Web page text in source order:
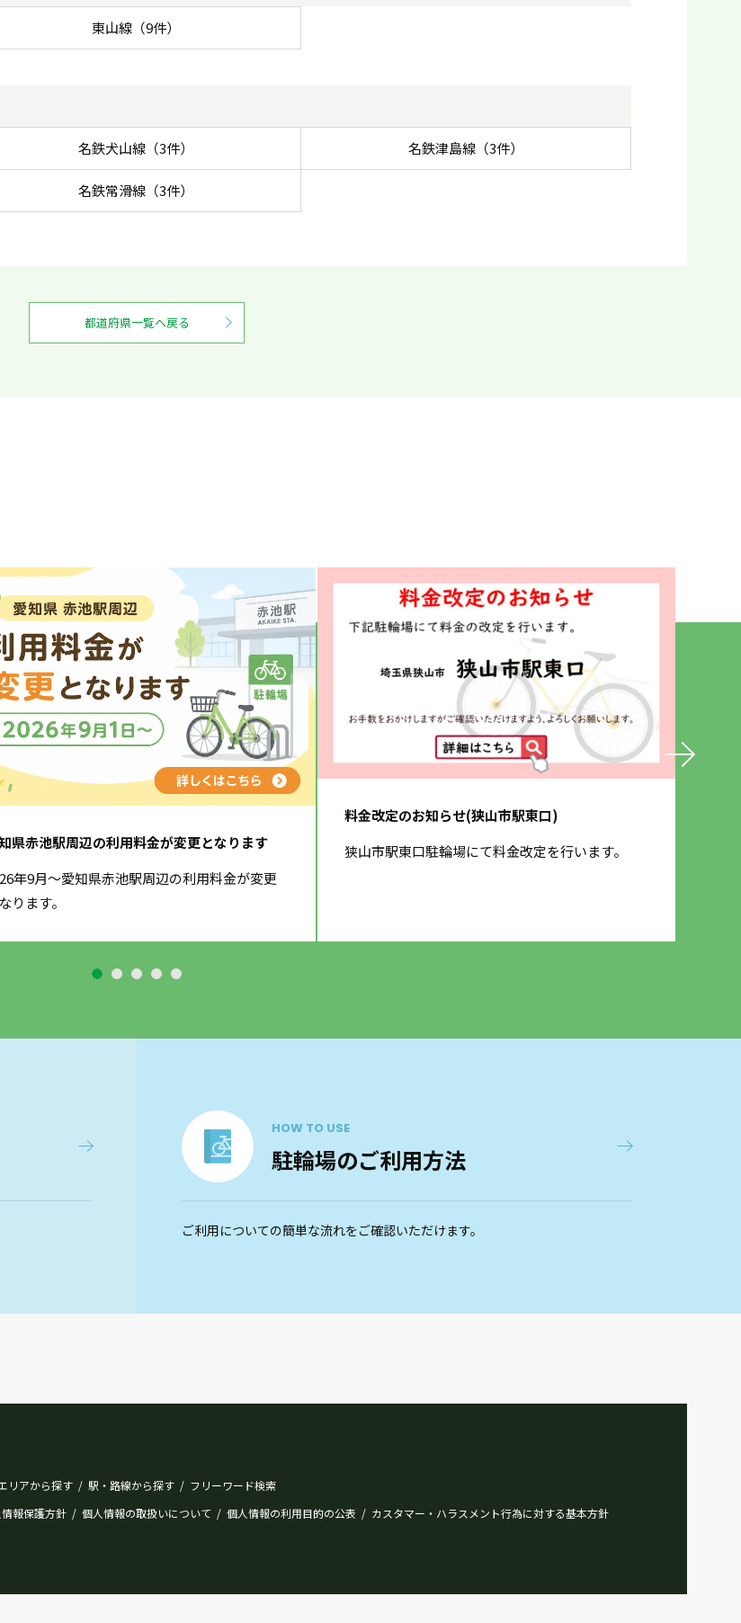
東山線（9件）
名鉄犬山線（3件） 名鉄津島線（3件）
名鉄常滑線（3件）
都道府県一覧へ戻る
県赤池駅周辺の利用料金が変更となります
年9月～愛知県赤池駅周辺の利用料金が変更
ります。
料金改定のお知らせ(狭山市駅東口)
狭山市駅東口駐輪場にて料金改定を行います。
HOW TO USE
駐輪場のご利用方法
ご利用についての簡単な流れをご確認いただけます。
リアから探す / 駅・路線から探す / フリーワード検索
報保護方針 / 個人情報の取扱いについて / 個人情報の利用目的の公表 / カスタマー・ハラスメント行為に対する基本方針